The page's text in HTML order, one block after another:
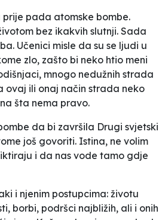
pada atomske bombe.
bez ikakvih slutnji. Sada
Učenici misle da su se ljudi u
zlo, zašto bi neko htio meni
mnogo nedužnih strada
ovaj ili onaj način strada neko
šta nema pravo.
da bi završila Drugi svjetski
još govoriti. Istina, ne volim
i da nas vode tamo gdje
i njenim postupcima: životu
borbi, podršci najbližih, ali i onih